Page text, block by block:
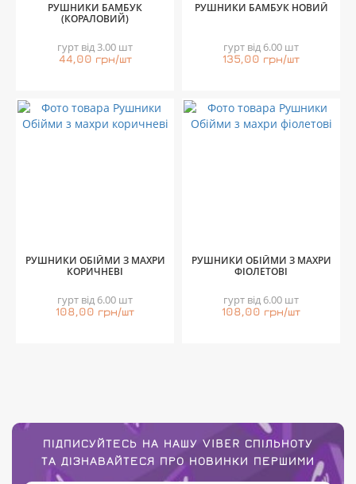
РУШНИКИ БАМБУК
(КОРАЛОВИЙ)
гурт від 3.00 шт
44,00 грн/шт
РУШНИКИ БАМБУК НОВИЙ
гурт від 6.00 шт
135,00 грн/шт
РУШНИКИ ОБІЙМИ З МАХРИ
КОРИЧНЕВІ
гурт від 6.00 шт
108,00 грн/шт
РУШНИКИ ОБІЙМИ З МАХРИ
ФІОЛЕТОВІ
гурт від 6.00 шт
108,00 грн/шт
ПІДПИСУЙТЕСЬ НА НАШУ VIBER СПІЛЬНОТУ
ТА ДІЗНАВАЙТЕСЯ ПРО НОВИНКИ ПЕРШИМИ